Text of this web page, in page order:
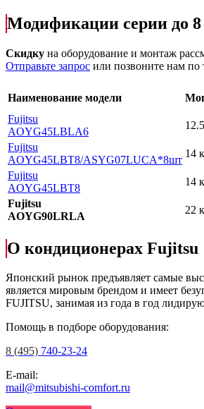
Модификации серии до
Скидку на оборудование и монтаж
Отправьте запрос или позвоните нам по
Наименование модели
Fujitsu
AOYG45LBLA6
Fujitsu
AOYG45LBT8/ASYG07LUCA*8шт
14
Fujitsu
AOYG45LBT8
14
Fujitsu
AOYG90LRLA
22
О кондиционерах Fujitsu
Японский рынок предъявляет самые
является мировым брендом и имеет
FUJITSU, занимая из года в год
Помощь в подборе оборудования:
8 (495) 740-23-24
E-mail:
mail@mitsubishi-comfort.ru